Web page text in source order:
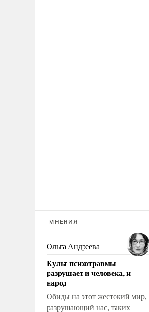
МНЕНИЯ
Ольга Андреева
Культ психотравмы
разрушает и человека, и
народ
Обиды на этот жестокий мир,
разрушающий нас, таких